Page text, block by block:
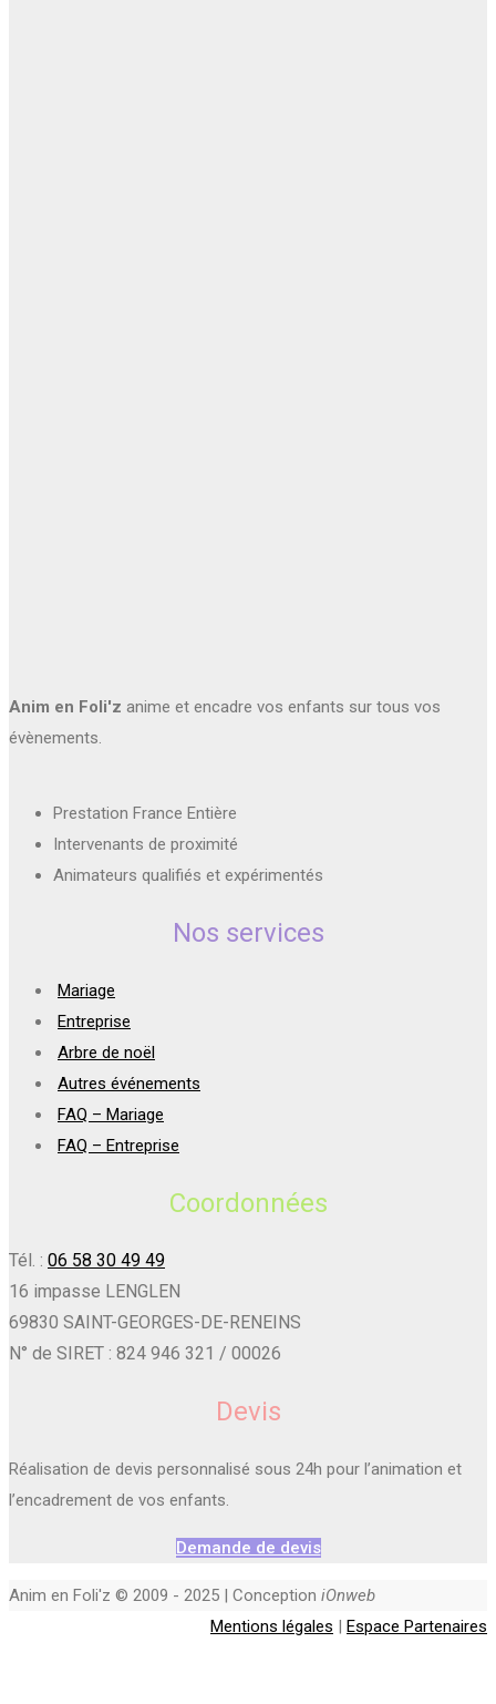
Anim en Foli'z anime et encadre vos enfants sur tous vos
évènements.
Prestation France Entière
Intervenants de proximité
Animateurs qualifiés et expérimentés
Nos services
Mariage
Entreprise
Arbre de noël
Autres événements
FAQ – Mariage
FAQ – Entreprise
Coordonnées
Tél. : 06 58 30 49 49
16 impasse LENGLEN
69830 SAINT-GEORGES-DE-RENEINS
N° de SIRET : 824 946 321 / 00026
Devis
Réalisation de devis personnalisé sous 24h pour l’animation et
l’encadrement de vos enfants.
Demande de devis
Anim en Foli'z © 2009 - 2025 | Conception iOnweb
Mentions légales | Espace Partenaires